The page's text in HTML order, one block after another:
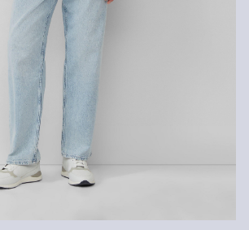
Wenn Du dich für unsere
unterstützt Du unsere Investition
Cotton, Gemeinschaften zu helfen
gedeihen; und gleichzeitig die Umwelt zu
Better Cotton unterstützt
in sozialer, ökologischer und
indem Landwirt: innen in nachhaltigeren
werden. Dieses Produkt wird über ein
erzeugt und enthält daher
Better Cotton. Mehr Informationen dazu